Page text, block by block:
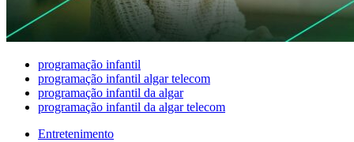
programação infantil
programação infantil algar telecom
programação infantil da algar
programação infantil da algar telecom
Entretenimento